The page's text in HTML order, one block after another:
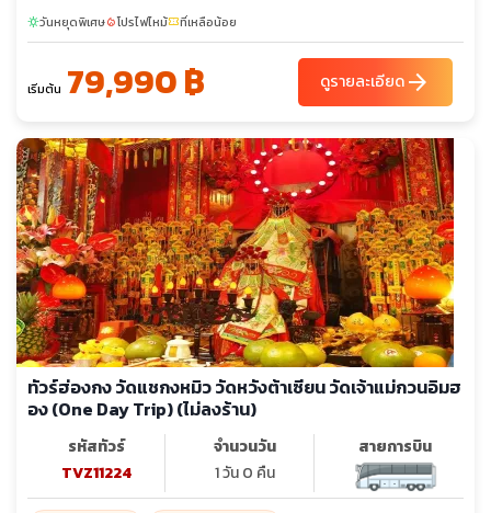
sunnyวันหยุดพิเศษlocal_fire_departmentโปรไฟไหม้confirmation_numberที่เหลือน้อย
เริ่มต้น 79,990 ฿ ดูรายละเอียดarrow_forward
ทัวร์ฮ่องกง วัดแชกงหมิว วัดหวังต้าเซียน วัดเจ้าแม่กวนอิมฮ
อง (One Day Trip) (ไม่ลงร้าน)
รหัสทัวร์
TVZ11224
จำนวนวัน
1 วัน 0 คืน
สายการบิน